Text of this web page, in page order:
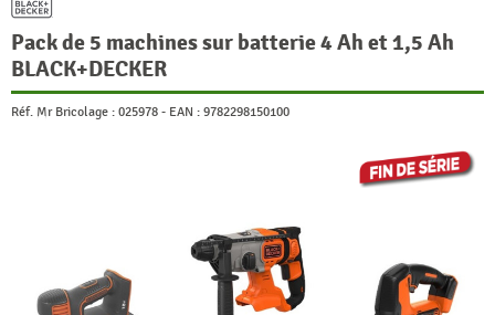
Pack de 5 machines sur batterie 4 Ah et 1,5 Ah
BLACK+DECKER
Réf. Mr Bricolage : 025978 - EAN : 9782298150100